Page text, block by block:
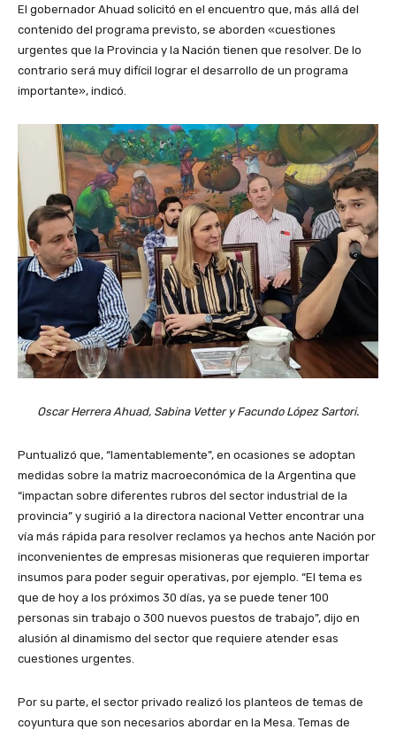
El gobernador Ahuad solicitó en el encuentro que, más allá del
contenido del programa previsto, se aborden «cuestiones
urgentes que la Provincia y la Nación tienen que resolver. De lo
contrario será muy difícil lograr el desarrollo de un programa
importante», indicó.
Oscar Herrera Ahuad, Sabina Vetter y Facundo López Sartori.
Puntualizó que, “lamentablemente”, en ocasiones se adoptan
medidas sobre la matriz macroeconómica de la Argentina que
“impactan sobre diferentes rubros del sector industrial de la
provincia” y sugirió a la directora nacional Vetter encontrar una
vía más rápida para resolver reclamos ya hechos ante Nación por
inconvenientes de empresas misioneras que requieren importar
insumos para poder seguir operativas, por ejemplo. “El tema es
que de hoy a los próximos 30 días, ya se puede tener 100
personas sin trabajo o 300 nuevos puestos de trabajo”, dijo en
alusión al dinamismo del sector que requiere atender esas
cuestiones urgentes.
Por su parte, el sector privado realizó los planteos de temas de
coyuntura que son necesarios abordar en la Mesa. Temas de